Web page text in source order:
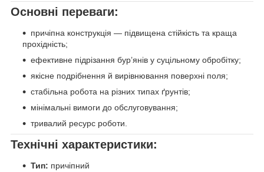
Основні переваги:
причіпна конструкція — підвищена стійкість та краща
прохідність;
ефективне підрізання бур’янів у суцільному обробітку;
якісне подрібнення й вирівнювання поверхні поля;
стабільна робота на різних типах ґрунтів;
мінімальні вимоги до обслуговування;
тривалий ресурс роботи.
Технічні характеристики:
Тип: причіпний